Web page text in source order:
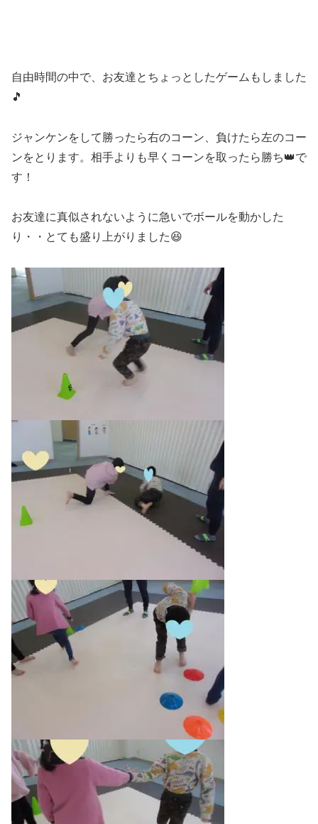
自由時間の中で、お友達とちょっとしたゲームもしました
🎵
ジャンケンをして勝ったら右のコーン、負けたら左のコー
ンをとります。相手よりも早くコーンを取ったら勝ち👑で
す！
お友達に真似されないように急いでボールを動かした
り・・とても盛り上がりました😆